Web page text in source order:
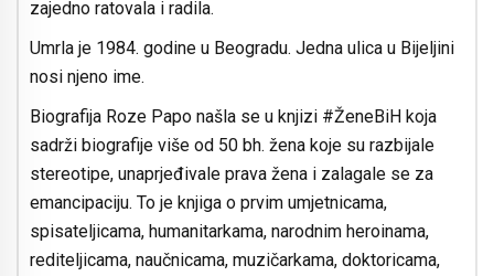
zajedno ratovala i radila.
Umrla je 1984. godine u Beogradu. Jedna ulica u Bijeljini
nosi njeno ime.
Biografija Roze Papo našla se u knjizi #ŽeneBiH koja
sadrži biografije više od 50 bh. žena koje su razbijale
stereotipe, unaprjeđivale prava žena i zalagale se za
emancipaciju. To je knjiga o prvim umjetnicama,
spisateljicama, humanitarkama, narodnim heroinama,
rediteljicama, naučnicama, muzičarkama, doktoricama,